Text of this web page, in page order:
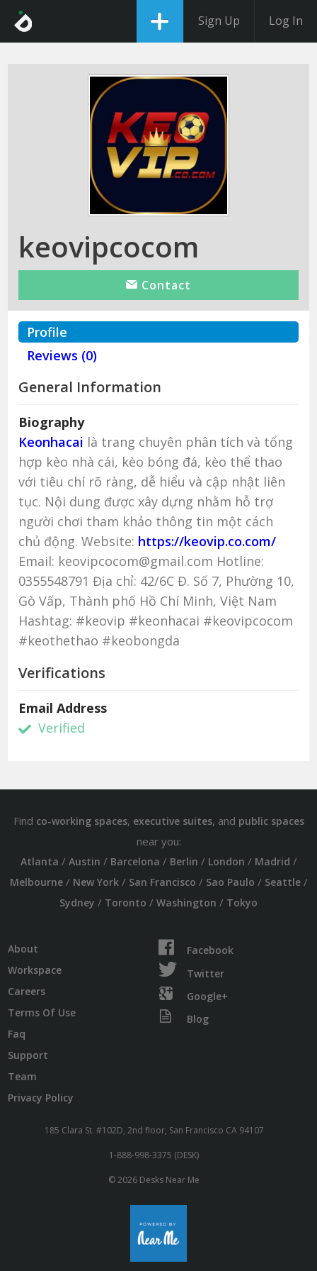
Sign Up Log In
keovipcocom
Contact
Profile
Reviews (0)
General Information
Biography
Keonhacai là trang chuyên phân tích và tổng
hợp kèo nhà cái, kèo bóng đá, kèo thể thao
với tiêu chí rõ ràng, dễ hiểu và cập nhật liên
tục. Nội dung được xây dựng nhằm hỗ trợ
người chơi tham khảo thông tin một cách
chủ động. Website: https://keovip.co.com/
Email: keovipcocom@gmail.com Hotline:
0355548791 Địa chỉ: 42/6C Đ. Số 7, Phường 10,
Gò Vấp, Thành phố Hồ Chí Minh, Việt Nam
Hashtag: #keovip #keonhacai #keovipcocom
#keothethao #keobongda
Verifications
Email Address
Verified
Find co-working spaces, executive suites, and public spaces
near you:
Atlanta / Austin / Barcelona / Berlin / London / Madrid /
Melbourne/ New York/ San Francisco / Sao Paulo / Seattle/
Sydney / Toronto / Washington / Tokyo
About
Workspace
Careers
Terms Of Use
Faq
Support
Team
Privacy Policy
Facebook
Twitter
Google+
Blog
185 Clara St. #102D, 2nd floor, San Francisco CA 94107
1-888-998-3375 (DESK)
© 2026 Desks Near Me